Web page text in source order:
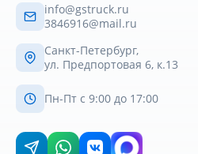
info@gstruck.ru
3846916@mail.ru
Санкт-Петербург,
ул. Предпортовая 6, к.13
Пн-Пт с 9:00 до 17:00